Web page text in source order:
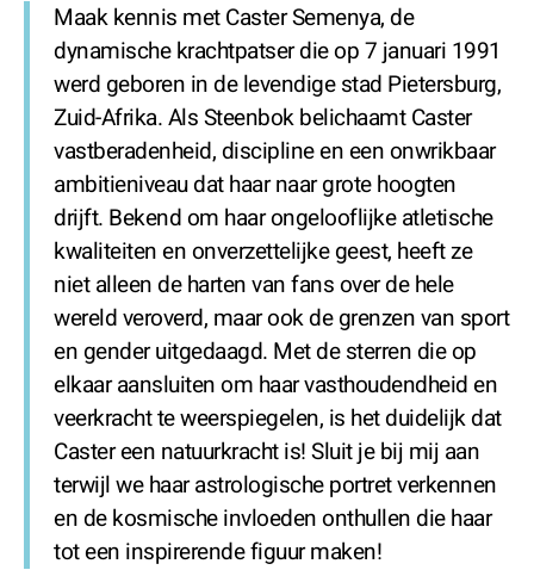
Maak kennis met Caster Semenya, de
dynamische krachtpatser die op 7 januari 1991
werd geboren in de levendige stad Pietersburg,
Zuid-Afrika. Als Steenbok belichaamt Caster
vastberadenheid, discipline en een onwrikbaar
ambitieniveau dat haar naar grote hoogten
drijft. Bekend om haar ongelooflijke atletische
kwaliteiten en onverzettelijke geest, heeft ze
niet alleen de harten van fans over de hele
wereld veroverd, maar ook de grenzen van sport
en gender uitgedaagd. Met de sterren die op
elkaar aansluiten om haar vasthoudendheid en
veerkracht te weerspiegelen, is het duidelijk dat
Caster een natuurkracht is! Sluit je bij mij aan
terwijl we haar astrologische portret verkennen
en de kosmische invloeden onthullen die haar
tot een inspirerende figuur maken!